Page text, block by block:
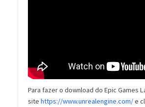
Para fazer o download do Epic Games
site https://www.unrealengine.com/e